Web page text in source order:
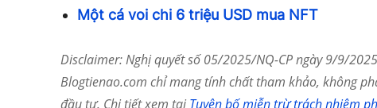
Một cá voi chi 6 triệu USD mua NFT
Disclaimer: Nghị quyết số 05/2025/NQ-CP ngày 9/9/
Blogtienao.com chỉ mang tính chất tham khảo, không
đầu tư. Chi tiết xem tạiTuyên bố miễn trừ trách nhiệm